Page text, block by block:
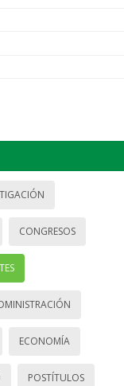
CONGRESOS
ECONOMÍA
POSTÍTULOS